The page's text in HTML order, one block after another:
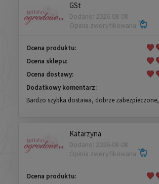
GSt
Dodano: 2026-08-08
Opinia zweryfikowana
Ocena produktu:
Ocena sklepu:
Ocena dostawy:
Dodatkowy komentarz:
Bardzo szybka dostawa, dobrze zabezpieczone,
Katarzyna
Dodano: 2026-08-08
Opinia zweryfikowana
Ocena produktu: